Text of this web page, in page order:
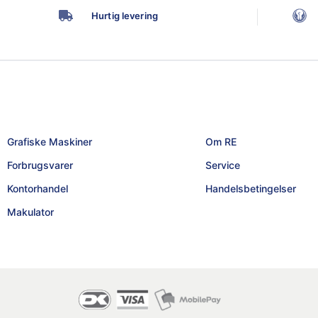
Hurtig levering
Grafiske Maskiner
Forbrugsvarer
Kontorhandel
Makulator
Om RE
Service
Handelsbetingelser